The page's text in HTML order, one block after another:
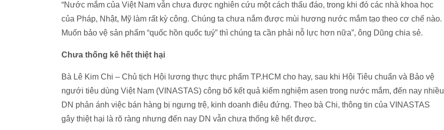
“Nước mắm của Việt Nam vẫn chưa được nghiên cứu một cách thấu đáo, trong khi đó các nhà khoa học
của Pháp, Nhật, Mỹ làm rất kỳ công. Chúng ta chưa nắm được mùi hương nước mắm tạo theo cơ chế nào.
Muốn bảo vệ sản phẩm “quốc hồn quốc tuý” thì chúng ta cần phải nỗ lực hơn nữa”, ông Dũng chia sẻ.
Chưa thống kê hết thiệt hại
Bà Lê Kim Chi – Chủ tịch Hội lương thực thực phẩm TP.HCM cho hay, sau khi Hội Tiêu chuẩn và Bảo vệ
ngưới tiêu dùng Việt Nam (VINASTAS) công bố kết quả kiểm nghiệm asen trong nước mắm, đến nay nhiều
DN phản ánh việc bán hàng bị ngưng trệ, kinh doanh điêu đứng. Theo bà Chi, thông tin của VINASTAS
gây thiệt hại là rõ ràng nhưng đến nay DN vẫn chưa thống kê hết được.